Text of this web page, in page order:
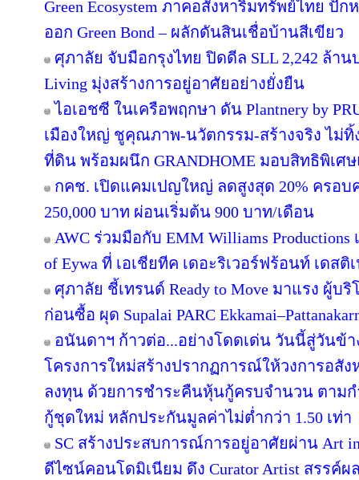
Green Ecosystem ภาคอสังหาริมทรัพย์ไทย ปัก
ออก Green Bond – ผลักดันสินเชื่อบ้านสีเขียว
ศุภาลัย จับมือกรุงไทย ปิดดีล SLL 2,242 ล้าน
Living มุ่งสร้างการอยู่อาศัยอย่างยั่งยืน
ไอเอชซี ในเครือพฤกษา ดัน Plantnery by
เมืองใหญ่ ชูคุณภาพ-นวัตกรรม-สร้างจริง ไม่ทิ้
ที่ดิน พร้อมผนึก GRANDHOME มอบสิทธิพิเศ
กคช. เปิดแคมเปญใหญ่ ลดสูงสุด 20% ครอบ
250,000 บาท ผ่อนเริ่มต้น 900 บาท/เดือน
AWC ร่วมมือกับ EMM Williams Productions
of Eywa ที่ เอเชียทีค เดอะริเวอร์ฟร้อนท์ เดสติ
ศุภาลัย ชี้เทรนด์ Ready to Move มาแรง ผู้
ก่อนซื้อ ผุด Supalai PARC
อนันดาฯ ก้าวต่อ...อย่างโดดเด่น วันนี้สู่วันข้
โครงการใหม่สร้างปรากฏการณ์ให้วงการอสั
ลงทุน ด้วยการชำระคืนหุ้นกู้ครบจำนวน ตาม
กู้ชุดใหม่ หลักประกันมูลค่าไม่ต่ำกว่า 1.50 เท่า
SC สร้างประสบการณ์การอยู่อาศัยผ่าน Art
ดีไซน์คอนโดมิเนียม ดึง Curator Artist สรรค์